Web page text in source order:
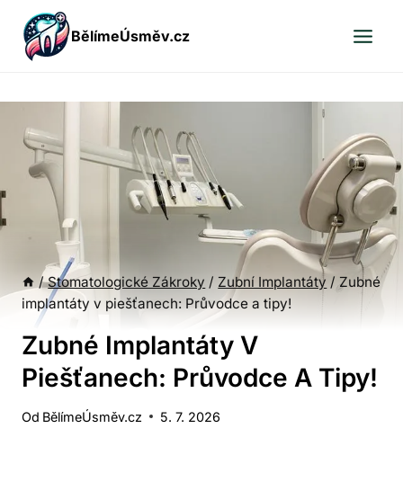
Přeskočit
obsah
BělímeÚsměv.cz
/ Stomatologické Zákroky / Zubní Implantáty / Zubné
implantáty v piešťanech: Průvodce a tipy!
Zubné Implantáty V
Piešťanech: Průvodce A Tipy!
Od BělímeÚsměv.cz 5. 7. 2026